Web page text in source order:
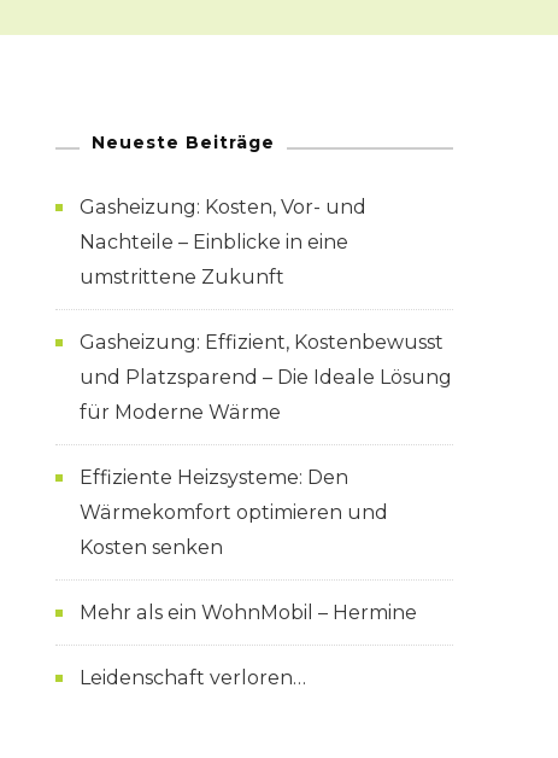
Neueste Beiträge
Gasheizung: Kosten, Vor- und
Nachteile – Einblicke in eine
umstrittene Zukunft
Gasheizung: Effizient, Kostenbewusst
und Platzsparend – Die Ideale Lösung
für Moderne Wärme
Effiziente Heizsysteme: Den
Wärmekomfort optimieren und
Kosten senken
Mehr als ein WohnMobil – Hermine
Leidenschaft verloren…